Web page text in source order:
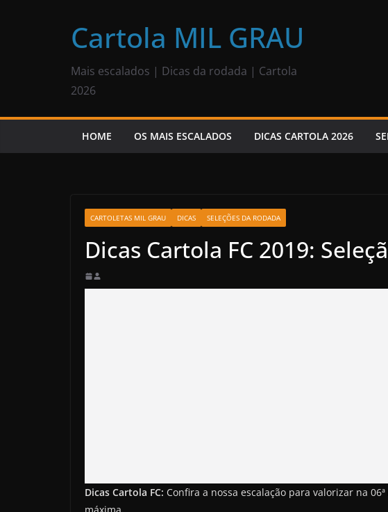
Cartola MIL GRAU
Mais escalados | Dicas da rodada | Cartola
2026
HOME OS MAIS ESCALADOS DICAS CARTOLA 2026
CARTOLETAS MIL GRAU DICAS SELEÇÕES DA RODADA
Dicas Cartola FC 2019:
Dicas Cartola FC: Confira a nossa escalação para valorizar na